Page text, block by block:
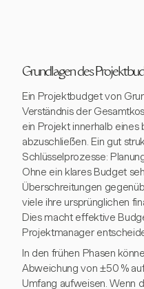
Grundlagen des
Ein Projektbudget von
Verständnis der
ein Projekt innerhalb
abzuschließen. Ein gut
Schlüsselprozesse:
Ohne ein klares Budget
Überschreitungen
viele ihre ursprünglichen
Dies macht effektive
Projektmanager
In den frühen Phasen
Abweichung von ±50 %
Umfang aufweisen. Wenn